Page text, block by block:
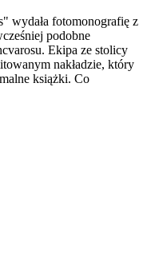
wydała fotomonografię z
podobne
Ekipa ze stolicy
nakładzie, który
książki. Co